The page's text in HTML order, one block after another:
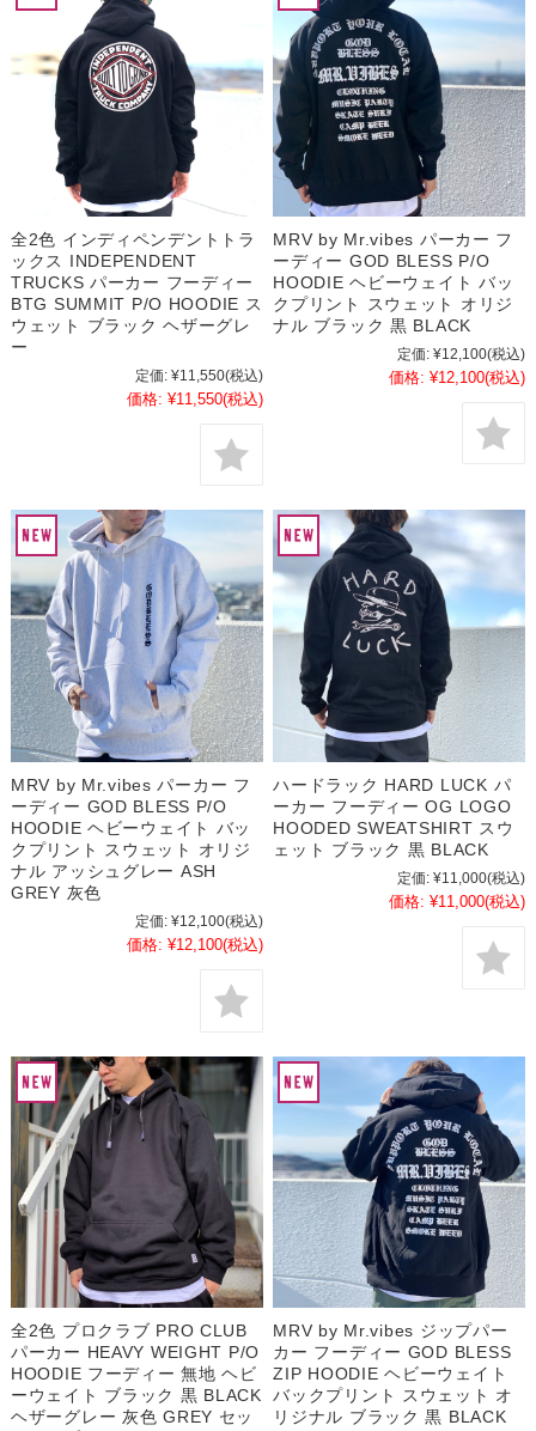
全2色 インディペンデントトラ
ックス INDEPENDENT
TRUCKS パーカー フーディー
BTG SUMMIT P/O HOODIE ス
ウェット ブラック ヘザーグレ
ー
定価: ¥11,550(税込)
価格: ¥11,550(税込)
MRV by Mr.vibes パーカー フ
ーディー GOD BLESS P/O
HOODIE ヘビーウェイト バッ
クプリント スウェット オリジ
ナル ブラック 黒 BLACK
定価: ¥12,100(税込)
価格: ¥12,100(税込)
MRV by Mr.vibes パーカー フ
ーディー GOD BLESS P/O
HOODIE ヘビーウェイト バッ
クプリント スウェット オリジ
ナル アッシュグレー ASH
GREY 灰色
定価: ¥12,100(税込)
価格: ¥12,100(税込)
ハードラック HARD LUCK パ
ーカー フーディー OG LOGO
HOODED SWEATSHIRT スウ
ェット ブラック 黒 BLACK
定価: ¥11,000(税込)
価格: ¥11,000(税込)
全2色 プロクラブ PRO CLUB
パーカー HEAVY WEIGHT P/O
HOODIE フーディー 無地 ヘビ
ーウェイト ブラック 黒 BLACK
ヘザーグレー 灰色 GREY セッ
MRV by Mr.vibes ジップパー
カー フーディー GOD BLESS
ZIP HOODIE ヘビーウェイト
バックプリント スウェット オ
リジナル ブラック 黒 BLACK